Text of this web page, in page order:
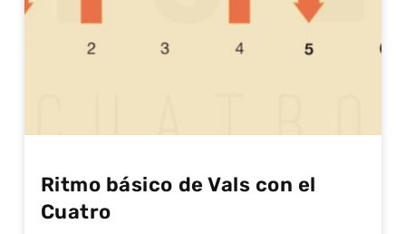
Ritmo básico de Vals con el
Cuatro